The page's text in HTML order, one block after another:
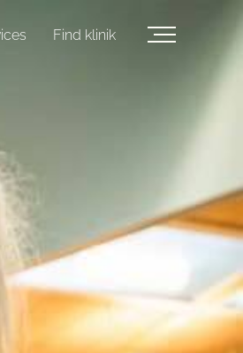
Find klinik